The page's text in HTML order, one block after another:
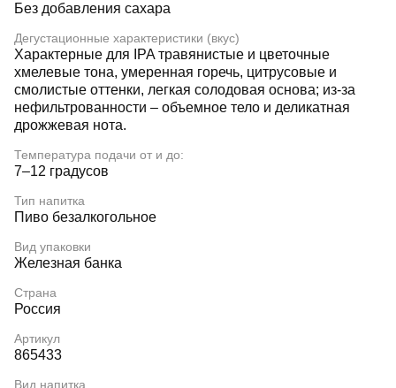
Без добавления сахара
Дегустационные характеристики (вкус)
Характерные для IPA травянистые и цветочные
хмелевые тона, умеренная горечь, цитрусовые и
смолистые оттенки, легкая солодовая основа; из‑за
нефильтрованности – объемное тело и деликатная
дрожжевая нота.
Температура подачи от и до:
7–12 градусов
Тип напитка
Пиво безалкогольное
Вид упаковки
Железная банка
Страна
Россия
Артикул
865433
Вид напитка